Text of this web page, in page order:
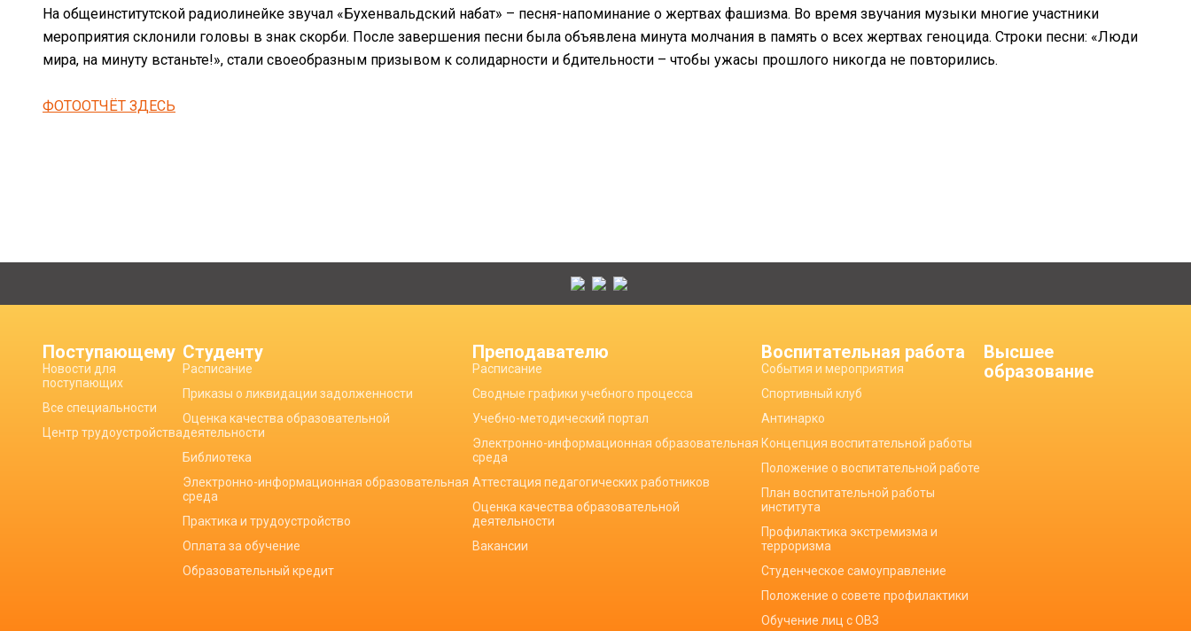
На общеинститутской радиолинейке звучал «Бухенвальдский набат» – песня-напоминание о жертвах фашизма. Во время звучания музыки многие участники
мероприятия склонили головы в знак скорби. После завершения песни была объявлена минута молчания в память о всех жертвах геноцида. Строки песни: «Люди
мира, на минуту встаньте!», стали своеобразным призывом к солидарности и бдительности – чтобы ужасы прошлого никогда не повторились.
ФОТООТЧЁТ ЗДЕСЬ
Поступающему
Новости для
поступающих
Все специальности
Центр трудоустройства
Студенту
Расписание
Приказы о ликвидации задолженности
Оценка качества образовательной
деятельности
Библиотека
Электронно-информационная образовательная
среда
Практика и трудоустройство
Оплата за обучение
Образовательный кредит
Преподавателю
Расписание
Сводные графики учебного процесса
Учебно-методический портал
Электронно-информационная образовательная
среда
Аттестация педагогических работников
Оценка качества образовательной
деятельности
Вакансии
Воспитательная работа
События и мероприятия
Спортивный клуб
Антинарко
Концепция воспитательной работы
Положение о воспитательной работе
План воспитательной работы
института
Профилактика экстремизма и
терроризма
Студенческое самоуправление
Положение о совете профилактики
Обучение лиц с ОВЗ
Высшее
образование